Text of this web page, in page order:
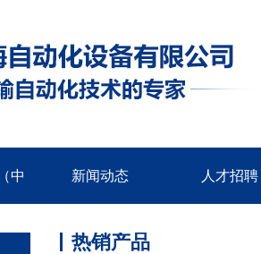
中 新闻动态 人才招聘
热销产品